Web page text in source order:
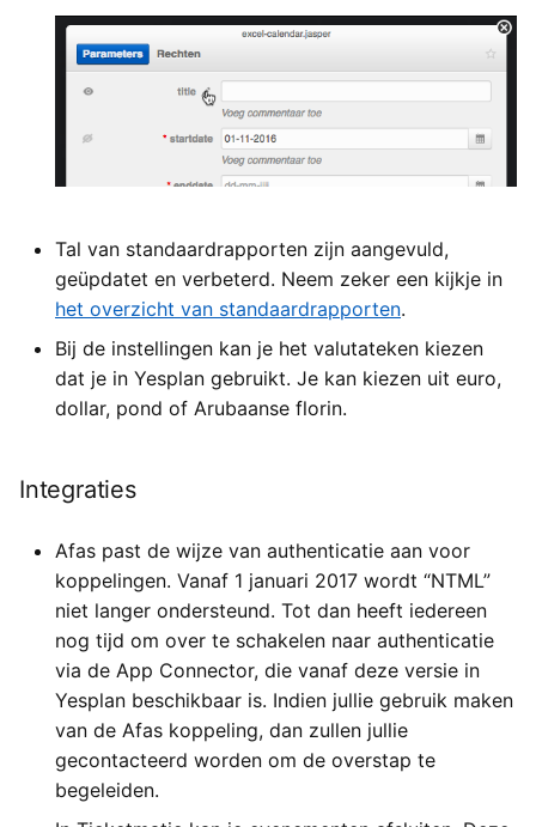
Tal van standaardrapporten zijn aangevuld,
geüpdatet en verbeterd. Neem zeker een kijkje in
het overzicht van standaardrapporten.
Bij de instellingen kan je het valutateken kiezen
dat je in Yesplan gebruikt. Je kan kiezen uit euro,
dollar, pond of Arubaanse florin.
Integraties
Afas past de wijze van authenticatie aan voor
koppelingen. Vanaf 1 januari 2017 wordt “NTML”
niet langer ondersteund. Tot dan heeft iedereen
nog tijd om over te schakelen naar authenticatie
via de App Connector, die vanaf deze versie in
Yesplan beschikbaar is. Indien jullie gebruik maken
van de Afas koppeling, dan zullen jullie
gecontacteerd worden om de overstap te
begeleiden.